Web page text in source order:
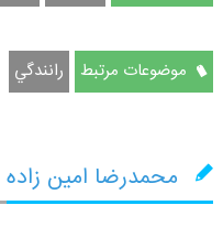
موضوعات مرتبط رانندگي
محمدرضا امین زاده